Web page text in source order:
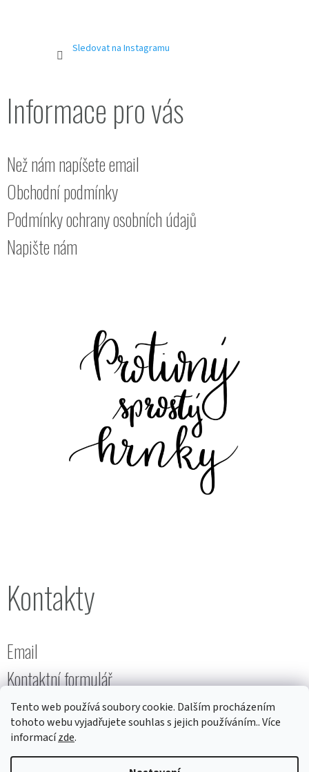
Tento web používá soubory cookie. Dalším procházením
tohoto webu vyjadřujete souhlas s jejich používáním.. Více
informacízde.
Sledovat na Instagramu
Informace pro vás
Než nám napíšete email
Obchodní podmínky
Podmínky ochrany osobních údajů
Napište nám
Kontakty
Email
Kontaktní formulář